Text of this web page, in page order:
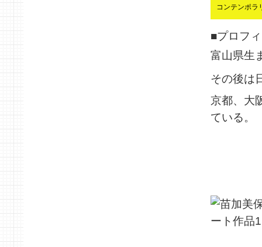
コンテンポラ
■プロフ
富山県生
その後は
京都、大
ている。